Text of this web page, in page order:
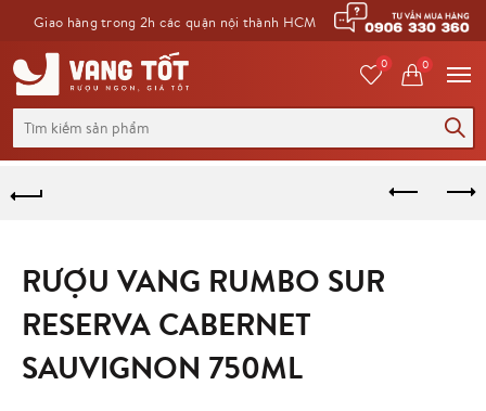
Giao hàng trong 2h các quận nội thành HCM
cho:
0 0
RƯỢU VANG RUMBO SUR
RESERVA CABERNET
SAUVIGNON 750ML